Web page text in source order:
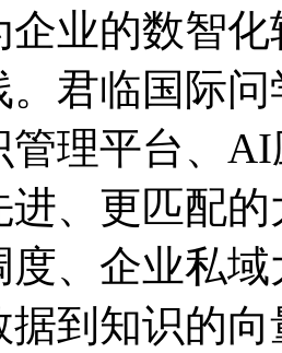
为企业的数
君临国际问
理平台、
、更匹配
度、企业
据到知识的